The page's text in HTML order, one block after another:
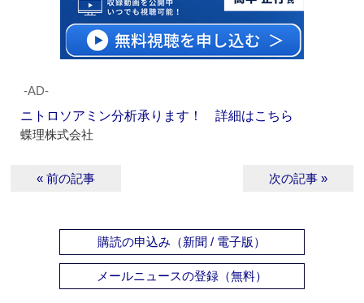
‐AD‐
ニトロソアミン分析承ります！ 詳細はこちら
蝶理株式会社
« 前の記事 次の記事 »
購読の申込み（新聞 / 電子版）
メールニュースの登録（無料）